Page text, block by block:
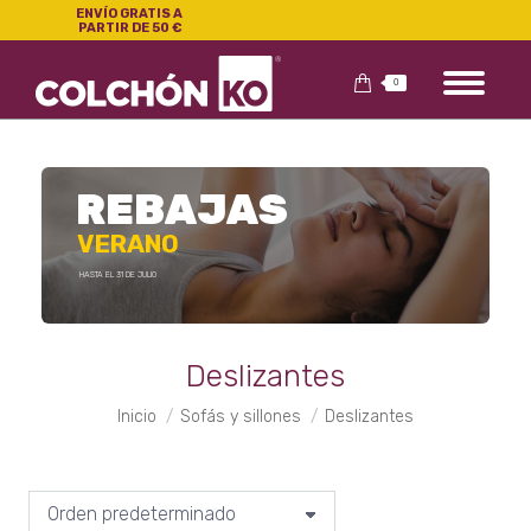
ENVÍO GRATIS A
PARTIR DE 50 €
0
VERANO
HASTA EL 31 DE JULIO
REBAJAS
Deslizantes
Estás aquí:
Inicio Sofás y sillones Deslizantes